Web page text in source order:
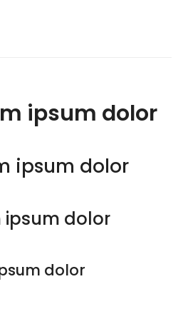
ipsum dolor
ipsum dolor
ipsum dolor
dolor